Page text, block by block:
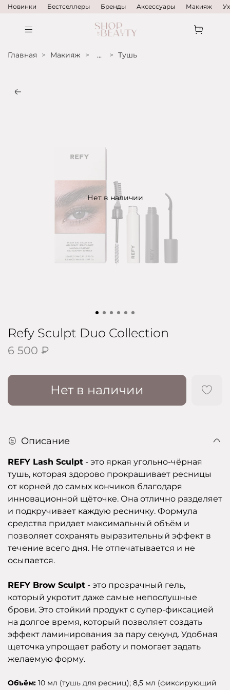
Новинки Бестселлеры Бренды Аксессуары Макияж
Главная Макияж ... Тушь
Нет в наличии
Refy Sculpt Duo Collection
6 500 ₽
Нет в наличии
Описание
REFY Lash Sculpt - это яркая угольно-чёрная
тушь, которая здорово прокрашивает ресницы
от корней до самых кончиков благодаря
инновационной щёточке. Она отлично разделяет
и подкручивает каждую ресничку. Формула
средства придает максимальный объём и
позволяет сохранять выразительный эффект в
течение всего дня. Не отпечатывается и не
осыпается.
REFY Brow Sculpt - это прозрачный гель,
который укротит даже самые непослушные
брови. Это стойкий продукт с супер-фиксацией
на долгое время, который позволяет создать
эффект ламинирования за пару секунд. Удобная
щеточка упрощает работу и помогает задать
желаемую форму.
Объём: 10 мл (тушь для ресниц); 8,5 мл (фиксирующий